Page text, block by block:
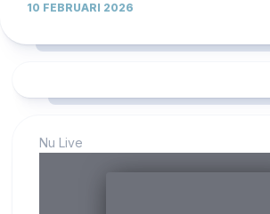
10 FEBRUARI 2026
Nu Live